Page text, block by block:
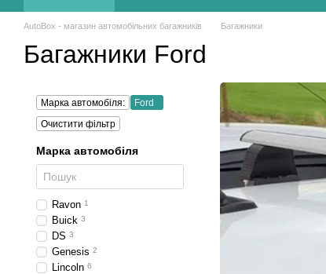
AutoBox - магазин автомобільних багажників Багажники
Багажники Ford
Марка автомобіля:
Ford
Очистити фільтр
Марка автомобіля
Ravon 1
Buick 3
DS 3
Genesis 2
Lincoln 6